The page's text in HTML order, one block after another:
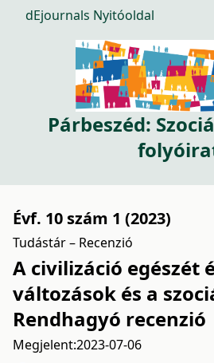
dEjournals Nyitóoldal
Párbeszéd:
Évf. 10 szám 1 (2023)
Tudástár – Recenzió
A civilizáció egészét
változások és a
Rendhagyó recenzió
Megjelent:2023-07-06